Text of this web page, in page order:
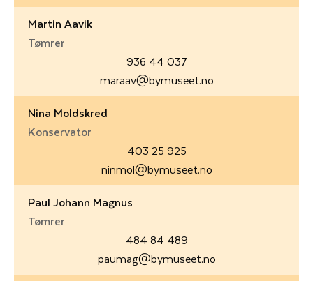
Martin Aavik
Tømrer
936 44 037
maraav@bymuseet.no
Nina Moldskred
Konservator
403 25 925
ninmol@bymuseet.no
Paul Johann Magnus
Tømrer
484 84 489
paumag@bymuseet.no